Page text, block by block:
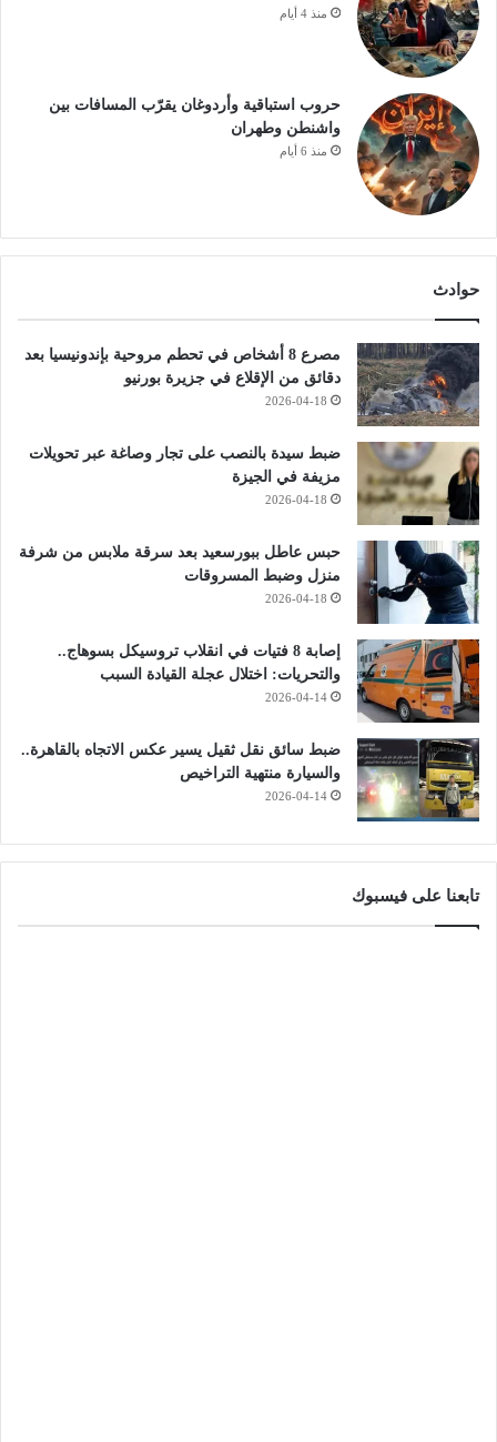
منذ 4 أيام
حروب استباقية وأردوغان يقرّب المسافات بين
واشنطن وطهران
منذ 6 أيام
حوادث
مصرع 8 أشخاص في تحطم مروحية بإندونيسيا بعد
دقائق من الإقلاع في جزيرة بورنيو
2026-04-18
ضبط سيدة بالنصب على تجار وصاغة عبر تحويلات
مزيفة في الجيزة
2026-04-18
حبس عاطل ببورسعيد بعد سرقة ملابس من شرفة
منزل وضبط المسروقات
2026-04-18
إصابة 8 فتيات في انقلاب تروسيكل بسوهاج..
والتحريات: اختلال عجلة القيادة السبب
2026-04-14
ضبط سائق نقل ثقيل يسير عكس الاتجاه بالقاهرة..
والسيارة منتهية التراخيص
2026-04-14
تابعنا على فيسبوك